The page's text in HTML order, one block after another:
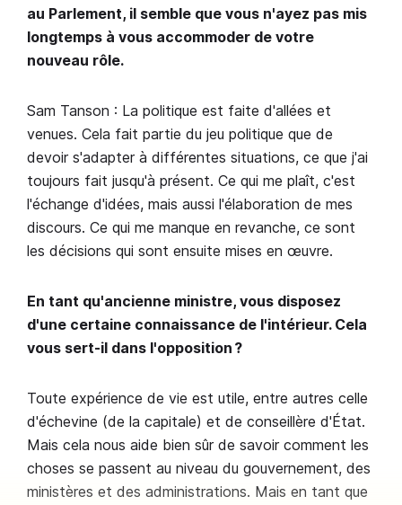
au Parlement, il semble que vous n'ayez pas mis
longtemps à vous accommoder de votre
nouveau rôle.
Sam Tanson : La politique est faite d'allées et
venues. Cela fait partie du jeu politique que de
devoir s'adapter à différentes situations, ce que j'ai
toujours fait jusqu'à présent. Ce qui me plaît, c'est
l'échange d'idées, mais aussi l'élaboration de mes
discours. Ce qui me manque en revanche, ce sont
les décisions qui sont ensuite mises en œuvre.
En tant qu'ancienne ministre, vous disposez
d'une certaine connaissance de l'intérieur. Cela
vous sert-il dans l'opposition ?
Toute expérience de vie est utile, entre autres celle
d'échevine (de la capitale) et de conseillère d'État.
Mais cela nous aide bien sûr de savoir comment les
choses se passent au niveau du gouvernement, des
ministères et des administrations. Mais en tant que